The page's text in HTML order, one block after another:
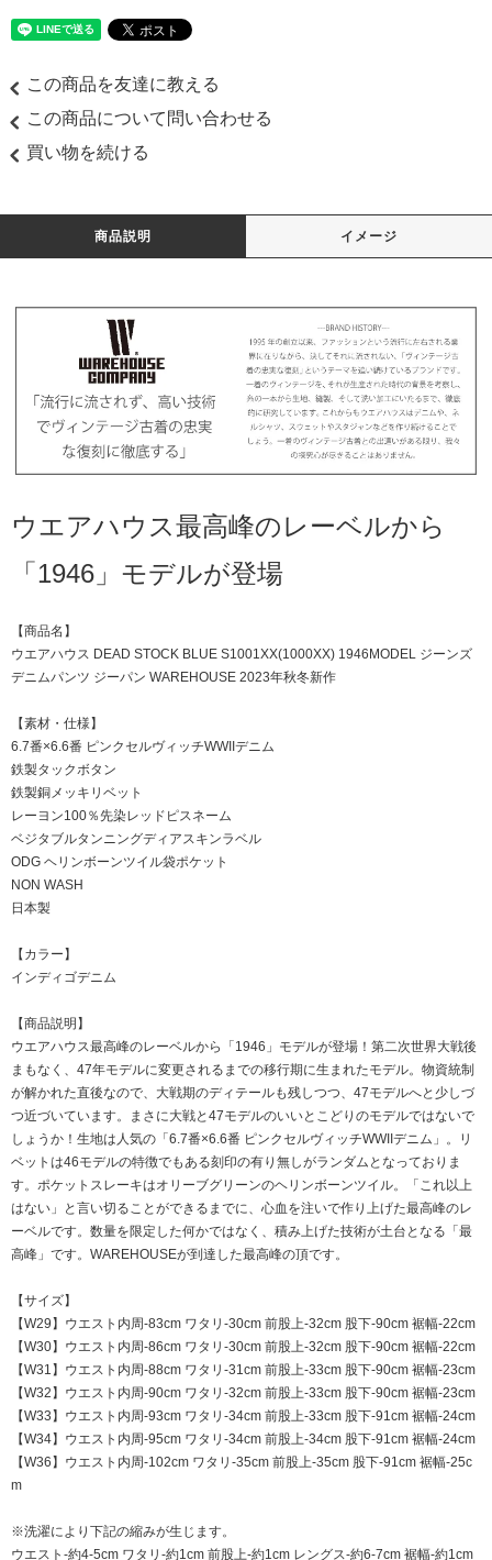
この商品を友達に教える
この商品について問い合わせる
買い物を続ける
商品説明 イメージ
ウエアハウス最高峰のレーベルから
「1946」モデルが登場
【商品名】
ウエアハウス DEAD STOCK BLUE S1001XX(1000XX) 1946MODEL ジーンズ
デニムパンツ ジーパン WAREHOUSE 2023年秋冬新作
【素材・仕様】
6.7番×6.6番 ピンクセルヴィッチWWIIデニム
鉄製タックボタン
鉄製銅メッキリベット
レーヨン100％先染レッドピスネーム
ベジタブルタンニングディアスキンラベル
ODG ヘリンボーンツイル袋ポケット
NON WASH
日本製
【カラー】
インディゴデニム
【商品説明】
ウエアハウス最高峰のレーベルから「1946」モデルが登場！第二次世界大戦後
まもなく、47年モデルに変更されるまでの移行期に生まれたモデル。物資統制
が解かれた直後なので、大戦期のディテールも残しつつ、47モデルへと少しづ
つ近づいています。まさに大戦と47モデルのいいとこどりのモデルではないで
しょうか！生地は人気の「6.7番×6.6番 ピンクセルヴィッチWWIIデニム」。リ
ベットは46モデルの特徴でもある刻印の有り無しがランダムとなっておりま
す。ポケットスレーキはオリーブグリーンのヘリンボーンツイル。「これ以上
はない」と言い切ることができるまでに、心血を注いで作り上げた最高峰のレ
ーベルです。数量を限定した何かではなく、積み上げた技術が土台となる「最
高峰」です。WAREHOUSEが到達した最高峰の頂です。
【サイズ】
【W29】ウエスト内周-83cm ワタリ-30cm 前股上-32cm 股下-90cm 裾幅-22cm
【W30】ウエスト内周-86cm ワタリ-30cm 前股上-32cm 股下-90cm 裾幅-22cm
【W31】ウエスト内周-88cm ワタリ-31cm 前股上-33cm 股下-90cm 裾幅-23cm
【W32】ウエスト内周-90cm ワタリ-32cm 前股上-33cm 股下-90cm 裾幅-23cm
【W33】ウエスト内周-93cm ワタリ-34cm 前股上-33cm 股下-91cm 裾幅-24cm
【W34】ウエスト内周-95cm ワタリ-34cm 前股上-34cm 股下-91cm 裾幅-24cm
【W36】ウエスト内周-102cm ワタリ-35cm 前股上-35cm 股下-91cm 裾幅-25c
m
※洗濯により下記の縮みが生じます。
ウエスト-約4-5cm ワタリ-約1cm 前股上-約1cm レングス-約6-7cm 裾幅-約1cm